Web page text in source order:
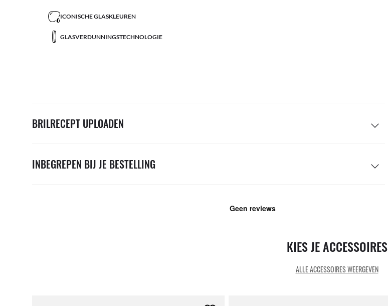
ICONISCHE GLASKLEUREN
GLASVERDUNNINGSTECHNOLOGIE
BRILRECEPT UPLOADEN
INBEGREPEN BIJ JE BESTELLING
KIES JE ACCESSOIRES
ALLE ACCESSOIRES WEERGEVEN